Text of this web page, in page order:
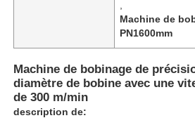
Machine de
PN1600mm
Machine de bobinage de
diamètre de bobine avec une
de 300 m/min
description de: